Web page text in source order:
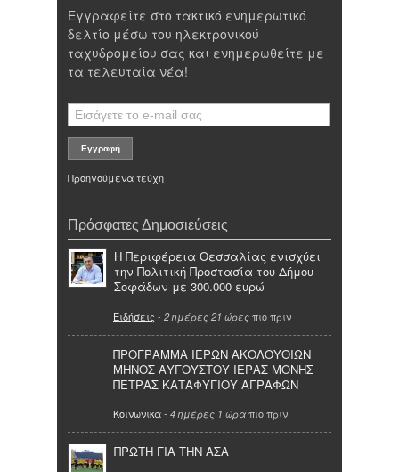
Εγγραφείτε στο τακτικό ενημερωτικό
δελτίο μέσω του ηλεκτρονικού
ταχυδρομείου σας και ενημερωθείτε με
τα τελευταία νέα!
Προηγούμενα τεύχη
Πρόσφατες Δημοσιεύσεις
Η Περιφέρεια Θεσσαλίας ενισχύει
την Πολιτική Προστασία του Δήμου
Σοφάδων με 300.000 ευρώ
Ειδήσεις - 2 ημέρες 21 ώρες πιο πριν
ΠΡΟΓΡΑΜΜΑ ΙΕΡΩΝ ΑΚΟΛΟΥΘΙΩΝ
ΜΗΝΟΣ ΑΥΓΟΥΣΤΟΥ ΙΕΡΑΣ ΜΟΝΗΣ
ΠΕΤΡΑΣ ΚΑΤΑΦΥΓΙΟΥ ΑΓΡΑΦΩΝ
Κοινωνικά- 4 ημέρες 1 ώρα πιο πριν
ΠΡΩΤΗ ΓΙΑ ΤΗΝ ΑΣΑ